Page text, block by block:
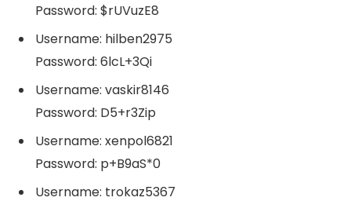
Password: $rUVuzE8
Username: hilben2975
Password: 6lcL+3Qi
Username: vaskir8146
Password: D5+r3Zip
Username: xenpol6821
Password: p+B9aS*0
Username: trokaz5367